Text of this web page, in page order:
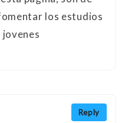
los estudios
jovenes
Reply